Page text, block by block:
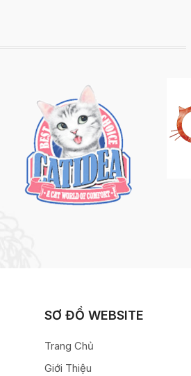
SƠ ĐỒ WEBSITE
Trang Chủ
Giới Thiệu